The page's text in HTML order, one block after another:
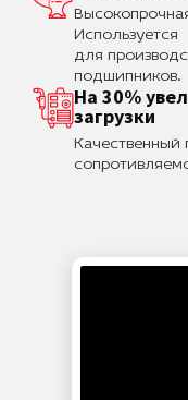
Используется
для
подшипников.
На 30%
загрузки
Качественный